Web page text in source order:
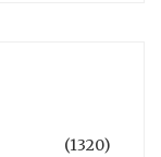
(1320)